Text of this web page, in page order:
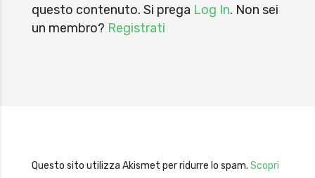
questo contenuto. Si prega Log In. Non sei
un membro? Registrati
Questo sito utilizza Akismet per ridurre lo spam. Scopri